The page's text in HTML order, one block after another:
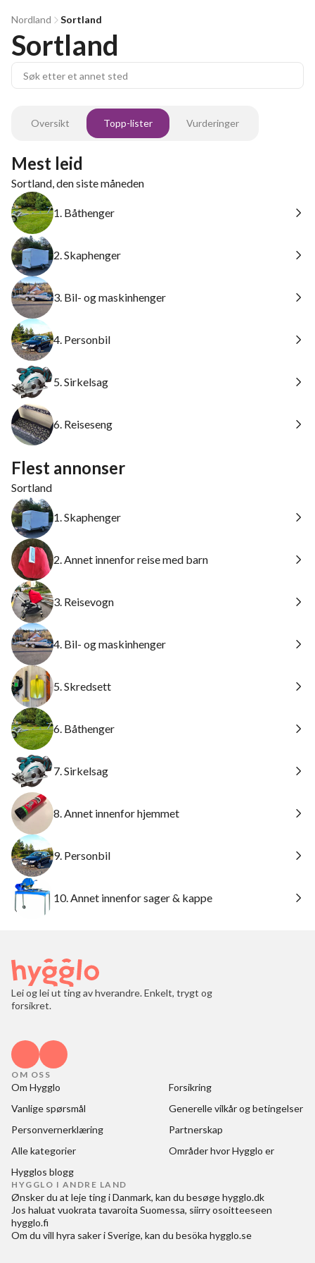
Nordland Sortland
Sortland
Oversikt Topp-lister Vurderinger
Mest leid
Sortland, den siste måneden
1. Båthenger
2. Skaphenger
3. Bil- og maskinhenger
4. Personbil
5. Sirkelsag
6. Reiseseng
Flest annonser
Sortland
1. Skaphenger
2. Annet innenfor reise med barn
3. Reisevogn
4. Bil- og maskinhenger
5. Skredsett
6. Båthenger
7. Sirkelsag
8. Annet innenfor hjemmet
9. Personbil
10. Annet innenfor sager & kappe
Lei og lei ut ting av hverandre. Enkelt, trygt og
forsikret.
OM OSS
Om Hygglo
Forsikring
Vanlige spørsmål
Generelle vilkår og betingelser
Personvernerklæring
Partnerskap
Alle kategorier
Områder hvor Hygglo er
Hygglos blogg
HYGGLO I ANDRE LAND
Ønsker du at leje ting i Danmark, kan du besøgehygglo.dk
Jos haluat vuokrata tavaroita Suomessa, siirry osoitteeseen
hygglo.fi
Om du vill hyra saker i Sverige, kan du besöka hygglo.se